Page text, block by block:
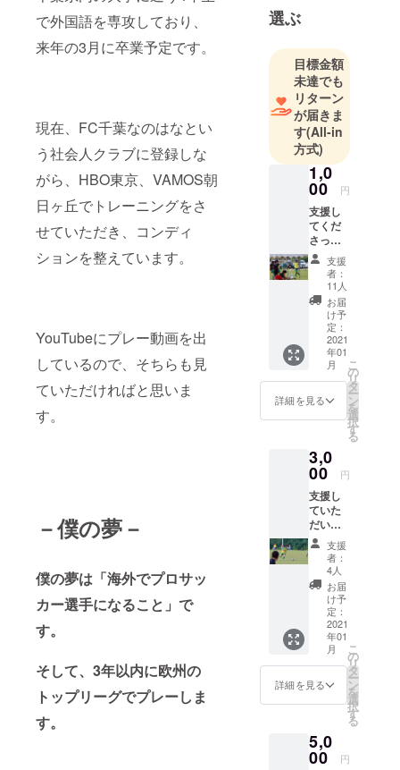
で外国語を専攻しており、
来年の3月に卒業予定です。
現在、FC千葉なのはなとい
う社会人クラブに登録しな
がら、HBO東京、VAMOS朝
日ヶ丘でトレーニングをさ
せていただき、コンディ
ションを整えています。
YouTubeにプレー動画を出
しているので、そちらも見
ていただければと思いま
す。
－僕の夢－
僕の夢は「海外でプロサッ
カー選手になること」で
す。
そして、3年以内に欧州の
トップリーグでプレーしま
す。
選ぶ
目標金額
未達でも
リターン
が届きま
す(All-in
方式)
1,0
00 円
支援し
てくだ
さった
方々に
感謝の
意を心
から込
めて、
メール
にてお
礼の
メッ
セージ
を送ら
せてい
ただき
支援
者：
11人
お届
け予
定：
2021
年01
月
詳細を見る
こ
の
リ
タ
ー
ン
を
選
択
す
る
3,0
00 円
支援し
ていた
だいた
方々
に、感
謝の意
を込め
てお手
紙を書
かせて
いただ
きま
す。 丁
寧に心
を込め
て書か
ただき
ます。
支援
者：
4人
お届
け予
定：
2021
年01
月
詳細を見る
こ
の
リ
タ
ー
ン
を
選
択
す
る
5,0
00 円